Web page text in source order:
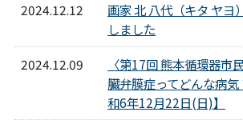
2024.12.12
画家 北 八代（キタ ヤヨ
しました
2024.12.09
〈第17回 熊本循環器市
臓弁膜症ってどんな病
和6年12月22日(日)】